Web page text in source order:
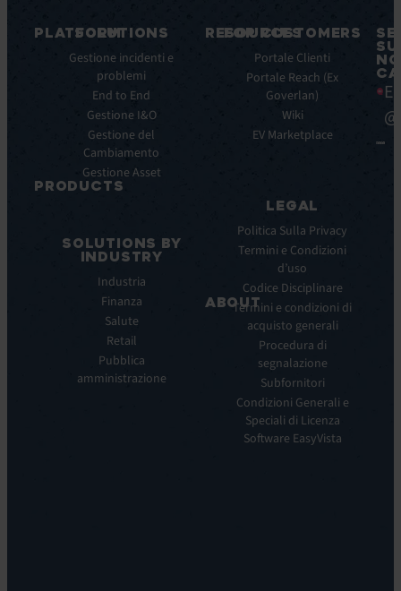
PLATFORM
Caratteristiche
principali
principali
Integrazioni
PRODUCTS
Service
Manager
Experience
Monitoring:
SOLUTIONS
Gestione incidenti e
problemi
End to End
Gestione I&O
Gestione del
Cambiamento
Gestione Asset
SOLUTIONS BY
INDUSTRY
Industria
Finanza
Salute
Retail
Pubblica
amministrazione
RESOURCES
Ebook
Whitepaper
Study
Comunicati
stampa
ABOUT
visione
nostra
FOR CUSTOMERS
Portale Clienti
Portale Reach (Ex
Goverlan)
Wiki
EV Marketplace
LEGAL
Politica Sulla Privacy
Termini e Condizioni
d’uso
Codice Disciplinare
Termini e condizioni di
acquisto generali
Procedura di
segnalazione
Subfornitori
Condizioni Generali e
Speciali di Licenza
Software EasyVista